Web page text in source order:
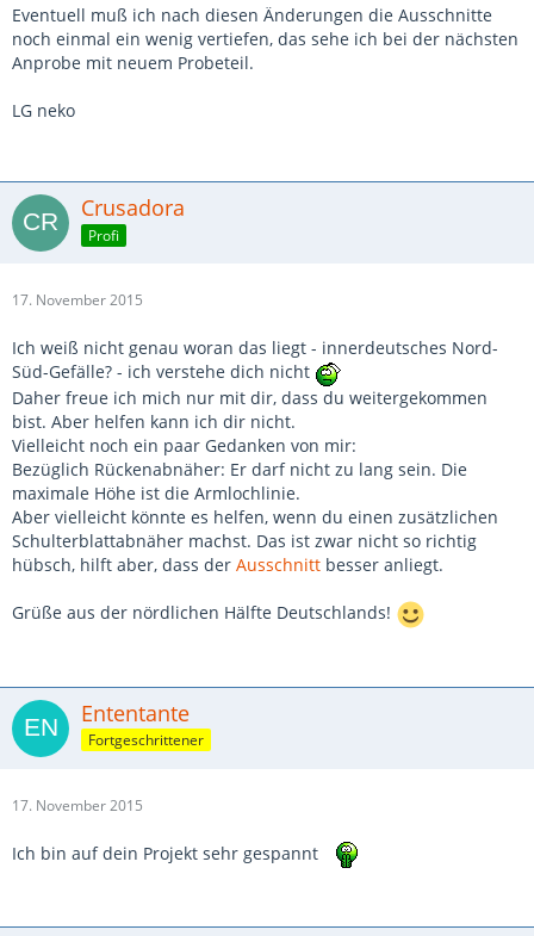
Eventuell muß ich nach diesen Änderungen die Ausschnitte
noch einmal ein wenig vertiefen, das sehe ich bei der nächsten
Anprobe mit neuem Probeteil.
LG neko
Crusadora
Profi
17. November 2015
Ich weiß nicht genau woran das liegt - innerdeutsches Nord-
Süd-Gefälle? - ich verstehe dich nicht
Daher freue ich mich nur mit dir, dass du weitergekommen
bist. Aber helfen kann ich dir nicht.
Vielleicht noch ein paar Gedanken von mir:
Bezüglich Rückenabnäher: Er darf nicht zu lang sein. Die
maximale Höhe ist die Armlochlinie.
Aber vielleicht könnte es helfen, wenn du einen zusätzlichen
Schulterblattabnäher machst. Das ist zwar nicht so richtig
hübsch, hilft aber, dass der Ausschnitt besser anliegt.
Grüße aus der nördlichen Hälfte Deutschlands!
Ententante
Fortgeschrittener
17. November 2015
Ich bin auf dein Projekt sehr gespannt